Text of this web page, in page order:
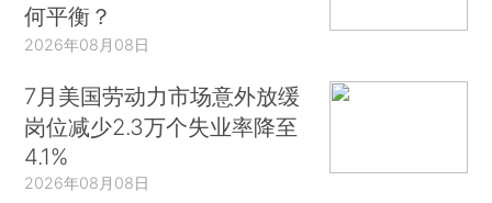
何平衡？
2026年08月08日
7月美国劳动力市场意外放缓
岗位减少2.3万个失业率降至
4.1%
2026年08月08日